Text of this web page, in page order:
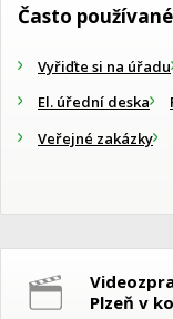
Často
Vyřiďte si na úřadu
El. úřední deska
Veřejné zakázky
Plzeň v